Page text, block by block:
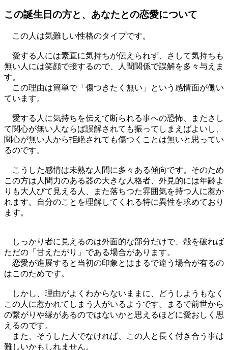
この誕生日の方と、あなたとの恋愛について
この人は気難しい性格のタイプです。
愛する人には素直に気持ちが伝えられず、さして気持ちも
無い人には笑顔で接するので、人間関係で誤解を多々与えま
す。
この理由は簡単で「傷つきたく無い」という感情面が働い
ています。
愛する人に気持ちを伝えて断られる事への恐怖、またさし
て関心が無い人ならば誤解されても振ってしまえばよいし、
関心が無い人から拒絶されても傷つくことは無いと思ってい
るのです。
こうした感情は未熟な人間に多々ある傾向です。そのため
この方は人間力のある器の大きな人格者、外見的には年齢よ
りも大人びて見える人、また落ちつた雰囲気を持つ人に惹か
れます。自分のことを理解してくれる特に異性を求めており
ます。
しっかり者に見えるのは外面的な部分だけで、殻を破れば
ただの「甘えたがり」である場合があります。
恋愛が進展すると当初の印象とはまるで違う場合が有るの
はこのためです。
しかし、理由がよくわからないままに、どうしようもなく
この人に惹かれてしまう人がいるようです。まるで前世から
の繋がりや縁があるのではないかと思えるほどに愛おしく思
えるのです。
また、そうした人でなければ、この人と長く付き合う事は
難しいかもしれません。